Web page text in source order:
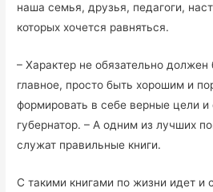
наша семья, друзья, педагоги,
которых хочется равняться.
– Характер не обязательно
главное, просто быть хорошим и
формировать в себе верные цели и
губернатор. – А одним из лучших
служат правильные книги.
С такими книгами по жизни идет и